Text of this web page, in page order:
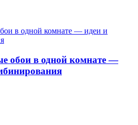
обои в одной комнате —